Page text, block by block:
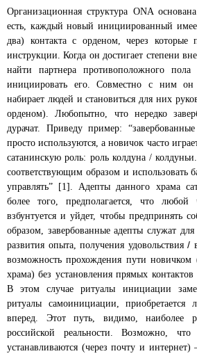
Организационная структура ONA
есть, каждый новый инициированный
два) контакта с орденом, через
инструкции. Когда он достигает степени
найти партнера противоположного
инициировать его. Совместно с ним он
набирает людей и становиться для них
орденом). Любопытно, что нередко
дурачат. Приведу пример:
просто используются, а новичок часто
сатанинскую роль: роль колдуна /
соответствующим образом и использовать
управлять” [1]. Адепты данного храма
более того, предполагается, что любой
взбунтуется и уйдет, чтобы предпринять
образом, завербованные адепты служат
развития опыта, получения удовольствия /
возможность прохождения пути
храма) без установления прямых
В этом случае ритуалы инициации
ритуалы самоинициации, приобретается
вперед. Этот путь, видимо, наиболее
российской реальности. Возможно, что
устанавливаются (через почту и интернет)